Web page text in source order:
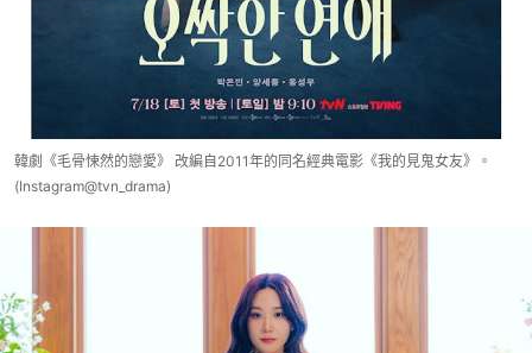
韓劇《毛骨悚然的戀愛》 改編自2011年的同名經典電影《我的見鬼女友》。
(Instagram@tvn_drama)